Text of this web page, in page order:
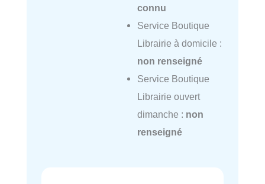
connu
Service Boutique
Librairie à domicile :
non renseigné
Service Boutique
Librairie ouvert
dimanche : non
renseigné